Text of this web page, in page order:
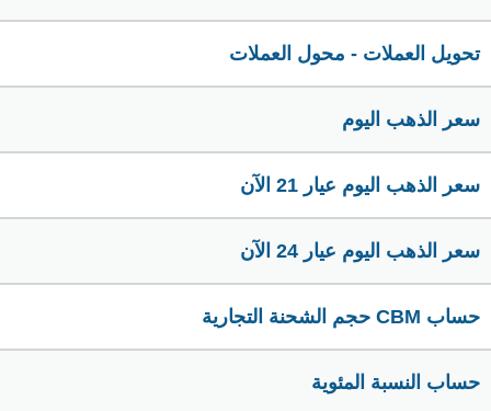
تحويل العملات - محول العملات
سعر الذهب اليوم
سعر الذهب اليوم عيار 21 الآن
سعر الذهب اليوم عيار 24 الآن
حساب CBM حجم الشحنة التجارية
حساب النسبة المئوية